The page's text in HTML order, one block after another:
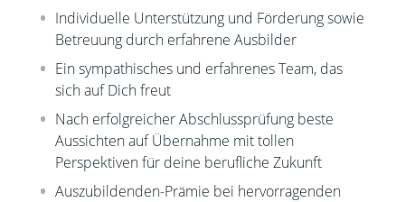
Individuelle Unterstützung und Förderung sowie
Betreuung durch erfahrene Ausbilder
Ein sympathisches und erfahrenes Team, das
sich auf Dich freut
Nach erfolgreicher Abschlussprüfung beste
Aussichten auf Übernahme mit tollen
Perspektiven für deine berufliche Zukunft
Auszubildenden-Prämie bei hervorragenden